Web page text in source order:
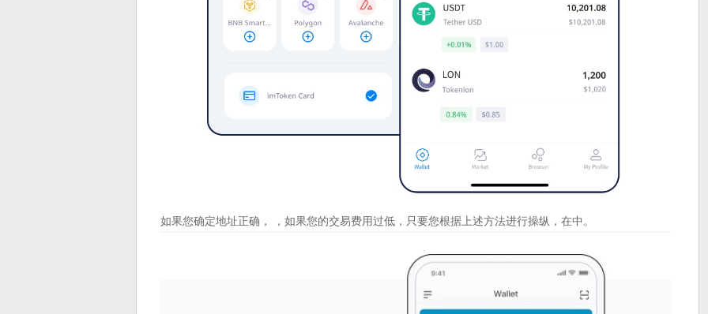
如果您确定地址正确， ，如果您的交易费用过低，只要您根据上述方法进行操纵，在中。